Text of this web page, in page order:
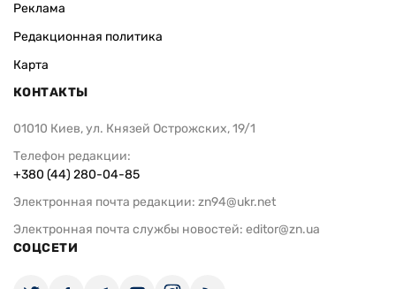
Реклама
Редакционная политика
Карта
КОНТАКТЫ
01010 Киев, ул. Князей Острожских, 19/1
Телефон редакции:
+380 (44) 280-04-85
Электронная почта редакции: zn94@ukr.net
Электронная почта службы новостей: editor@zn.ua
СОЦСЕТИ